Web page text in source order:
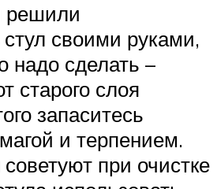
решили
своими руками,
надо сделать –
старого слоя
запаситесь
и терпением.
при очистке